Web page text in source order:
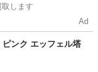
します
Ad
ンク エッフェル塔